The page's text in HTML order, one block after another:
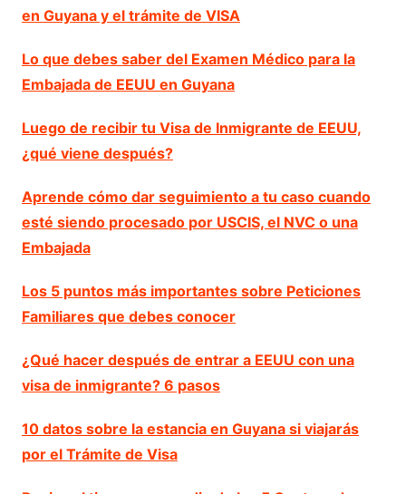
en Guyana y el trámite de VISA
Lo que debes saber del Examen Médico para la
Embajada de EEUU en Guyana
Luego de recibir tu Visa de Inmigrante de EEUU,
¿qué viene después?
Aprende cómo dar seguimiento a tu caso cuando
esté siendo procesado por USCIS, el NVC o una
Embajada
Los 5 puntos más importantes sobre Peticiones
Familiares que debes conocer
¿Qué hacer después de entrar a EEUU con una
visa de inmigrante? 6 pasos
10 datos sobre la estancia en Guyana si viajarás
por el Trámite de Visa